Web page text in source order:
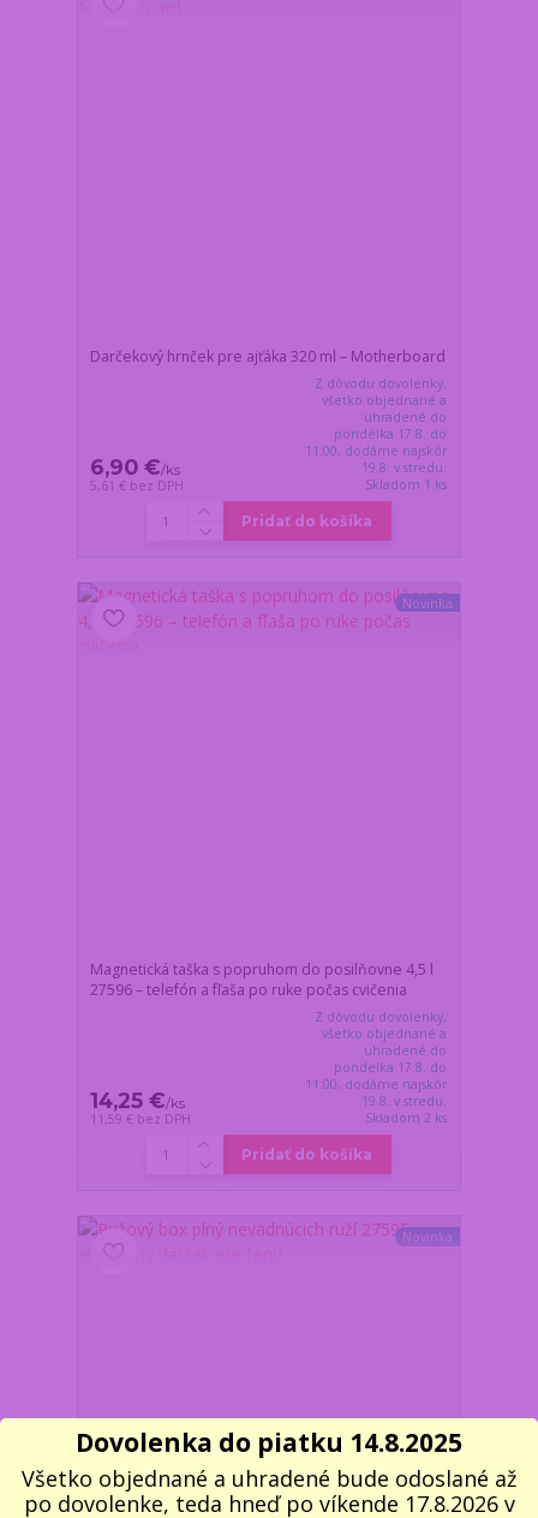
Darčekový hrnček pre ajťáka 320 ml – Motherboard
6,90 €/ks
5,61 € bez DPH
Z dôvodu dovolenky,
všetko objednané a
uhradené do
pondelka 17.8. do
11:00, dodáme najskôr
19.8. v stredu.
Skladom 1 ks
Pridať do košíka
Novinka
Magnetická taška s popruhom do posilňovne 4,5 l
27596 – telefón a fľaša po ruke počas cvičenia
14,25 €/ks
11,59 € bez DPH
Z dôvodu dovolenky,
všetko objednané a
uhradené do
pondelka 17.8. do
11:00, dodáme najskôr
19.8. v stredu.
Skladom 2 ks
Pridať do košíka
Novinka
Dovolenka do piatku 14.8.2025
Všetko objednané a uhradené bude odoslané až
po dovolenke, teda hneď po víkende 17.8.2026 v